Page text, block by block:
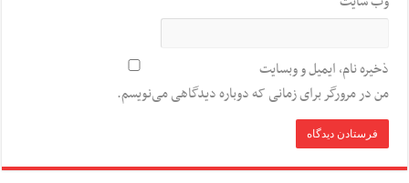
ذخیره نام، ایمیل و وبسایت
من در مرورگر برای زمانی که دوباره دیدگاهی می‌نویسم.